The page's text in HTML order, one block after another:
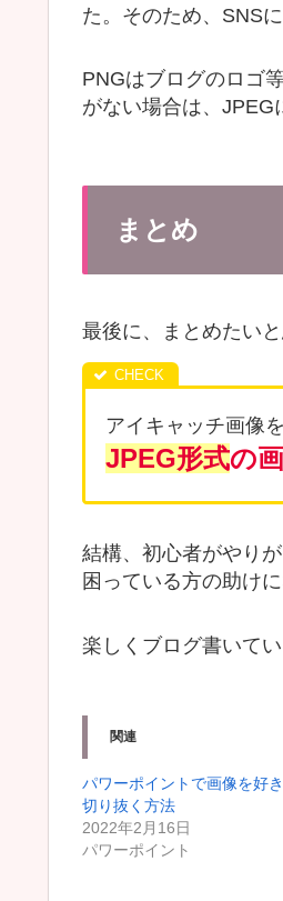
た。そのため、SNS
PNGはブログのロゴ
がない場合は、JPEG
まとめ
最後に、まとめたいと
アイキャッチ画像
JPEG形式の
結構、初心者がやり
困っている方の助け
楽しくブログ書いて
関連
パワーポイントで画像を好
切り抜く方法
2022年2月16日
パワーポイント